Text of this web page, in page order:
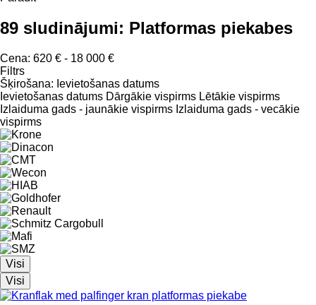
89 sludinājumi: Platformas piekabes
Cena: 620 € - 18 000 €
Filtrs
Šķirošana: Ievietošanas datums
Ievietošanas datums Dārgākie vispirms Lētākie vispirms
Izlaiduma gads - jaunākie vispirms Izlaiduma gads - vecākie
vispirms
Visi
Visi